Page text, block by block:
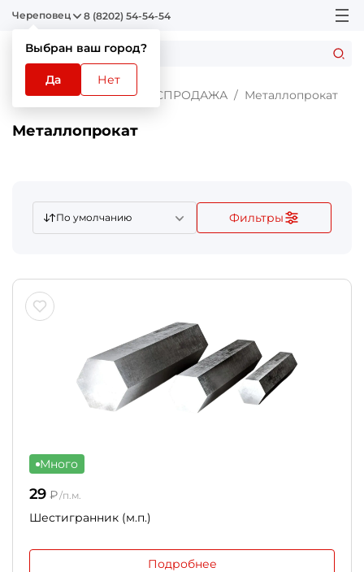
Череповец
Выбран ваш город?
Да Нет
8 (8202) 54-54-54
Главная Каталог РАСПРОДАЖА Металлопрокат
Металлопрокат
По умолчанию Фильтры
Много
29 ₽/п.м.
Шестигранник (м.п.)
Подробнее